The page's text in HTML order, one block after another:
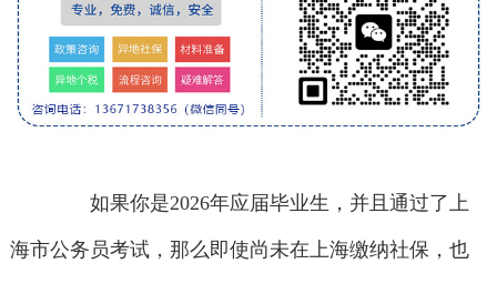
如果你是2026年应届毕业生，并且通过了上
海市公务员考试，那么即使尚未在上海缴纳社保，也